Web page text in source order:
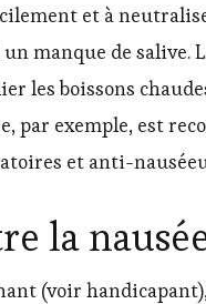
et à
un manque de
les boissons
par exemple, est
et anti-
la
(voir